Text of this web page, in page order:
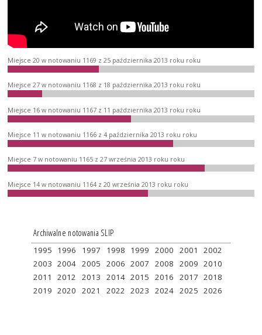
Miejsce 20 w notowaniu 1169 z 25 października 2013 roku roku
Miejsce 27 w notowaniu 1168 z 18 października 2013 roku roku
Miejsce 16 w notowaniu 1167 z 11 października 2013 roku roku
Miejsce 11 w notowaniu 1166 z 4 października 2013 roku roku
Miejsce 7 w notowaniu 1165 z 27 września 2013 roku roku
Miejsce 14 w notowaniu 1164 z 20 września 2013 roku roku
Archiwalne notowania SLIP
1995 1996 1997 1998 1999 2000 2001
2002
2003 2004 2005 2006 2007 2008 2009 2010
2011
2012 2013 2014 2015 2016 2017 2018
2019 2020 2021 2022 2023 2024 2025 2026